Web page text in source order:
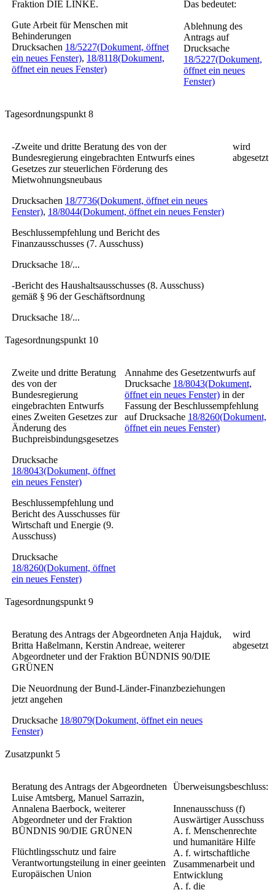
Fraktion DIE LINKE.
Gute Arbeit für Menschen mit
Behinderungen
Drucksachen 18/5227(Dokument, öffnet
ein neues Fenster), 18/8118(Dokument,
öffnet ein neues Fenster)
Das bedeutet:
Ablehnung des
Antrags auf
Drucksache
18/5227(Dokument,
öffnet ein neues
Fenster)
Tagesordnungspunkt 8
-Zweite und dritte Beratung des von der
Bundesregierung eingebrachten Entwurfs eines
Gesetzes zur steuerlichen Förderung des
Mietwohnungsneubaus
Drucksachen 18/7736(Dokument, öffnet ein neues
Fenster), 18/8044(Dokument, öffnet ein neues Fenster)
Beschlussempfehlung und Bericht des
Finanzausschusses (7. Ausschuss)
Drucksache 18/...
-Bericht des Haushaltsausschusses (8. Ausschuss)
gemäß § 96 der Geschäftsordnung
Drucksache 18/...
wird
abgesetzt
Tagesordnungspunkt 10
Zweite und dritte Beratung
des von der
Bundesregierung
eingebrachten Entwurfs
eines Zweiten Gesetzes zur
Änderung des
Buchpreisbindungsgesetzes
Drucksache
18/8043(Dokument, öffnet
ein neues Fenster)
Beschlussempfehlung und
Bericht des Ausschusses für
Wirtschaft und Energie (9.
Ausschuss)
Drucksache
18/8260(Dokument, öffnet
ein neues Fenster)
Annahme des Gesetzentwurfs auf
Drucksache 18/8043(Dokument,
öffnet ein neues Fenster) in der
Fassung der Beschlussempfehlung
auf Drucksache 18/8260(Dokument,
öffnet ein neues Fenster)
Tagesordnungspunkt 9
Beratung des Antrags der Abgeordneten Anja Hajduk,
Britta Haßelmann, Kerstin Andreae, weiterer
Abgeordneter und der Fraktion BÜNDNIS 90/DIE
GRÜNEN
Die Neuordnung der Bund-Länder-Finanzbeziehungen
jetzt angehen
Drucksache 18/8079(Dokument, öffnet ein neues
Fenster)
wird
abgesetzt
Zusatzpunkt 5
Beratung des Antrags der Abgeordneten
Luise Amtsberg, Manuel Sarrazin,
Annalena Baerbock, weiterer
Abgeordneter und der Fraktion
BÜNDNIS 90/DIE GRÜNEN
Flüchtlingsschutz und faire
Verantwortungsteilung in einer geeinten
Europäischen Union
Überweisungsbeschluss:
Innenausschuss (f)
Auswärtiger Ausschuss
A. f. Menschenrechte
und humanitäre Hilfe
A. f. wirtschaftliche
Zusammenarbeit und
Entwicklung
A. f. die